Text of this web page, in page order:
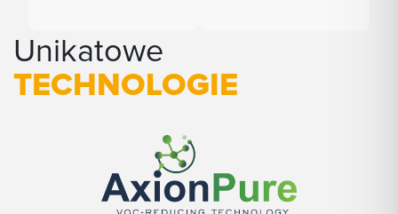
Unikatowe
TECHNOLOGIE